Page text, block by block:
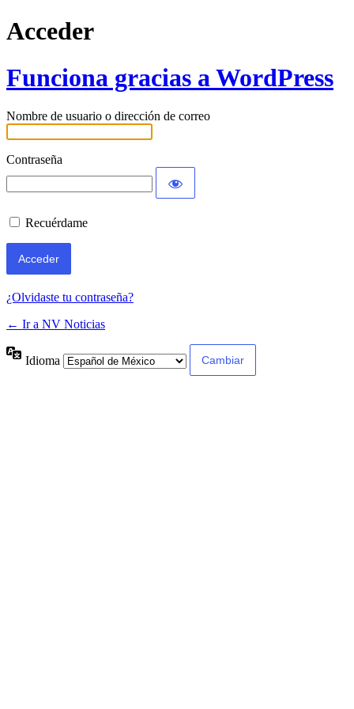
Acceder
Funciona gracias a WordPress
Nombre de usuario o dirección de correo
Contraseña
Recuérdame
¿Olvidaste tu contraseña?
← Ir a NV Noticias
Idioma